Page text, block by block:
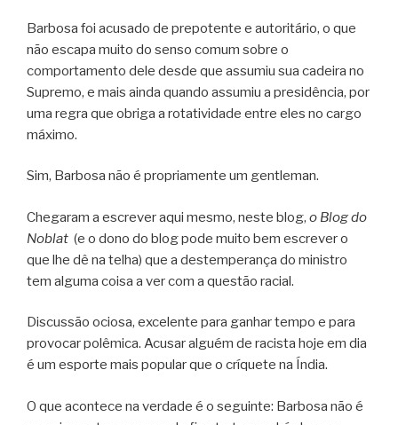
Barbosa foi acusado de prepotente e autoritário, o que
não escapa muito do senso comum sobre o
comportamento dele desde que assumiu sua cadeira no
Supremo, e mais ainda quando assumiu a presidência, por
uma regra que obriga a rotatividade entre eles no cargo
máximo.
Sim, Barbosa não é propriamente um gentleman.
Chegaram a escrever aqui mesmo, neste blog, o Blog do
Noblat (e o dono do blog pode muito bem escrever o
que lhe dê na telha) que a destemperança do ministro
tem alguma coisa a ver com a questão racial.
Discussão ociosa, excelente para ganhar tempo e para
provocar polêmica. Acusar alguém de racista hoje em dia
é um esporte mais popular que o críquete na Índia.
O que acontece na verdade é o seguinte: Barbosa não é